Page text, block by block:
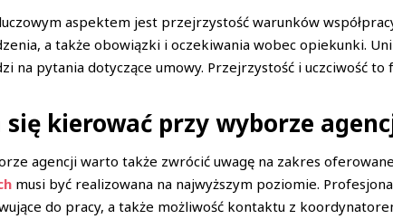
aspektem jest przejrzystość warunków
a także obowiązki i oczekiwania wobec opiekunki.
na pytania dotyczące umowy. Przejrzystość i uczciwość
się kierować przy wyborze
agencji warto także zwrócić uwagę na zakres
musi być realizowana na najwyższym poziomie.
do pracy, a także możliwość kontaktu z